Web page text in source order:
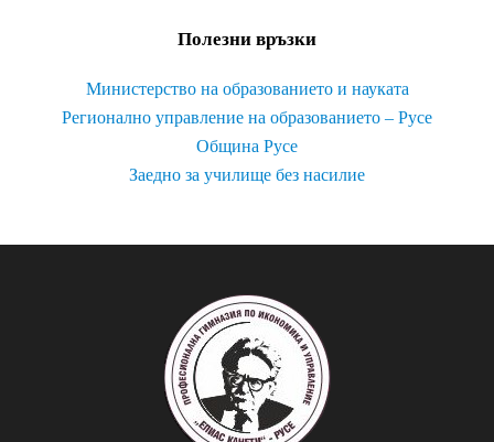
Полезни връзки
Министерство на образованието и науката
Регионално управление на образованието – Русе
Община Русе
Заедно за училище без насилие